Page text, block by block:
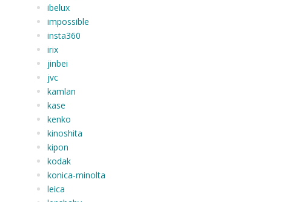
ibelux
impossible
insta360
irix
jinbei
jvc
kamlan
kase
kenko
kinoshita
kipon
kodak
konica-minolta
leica